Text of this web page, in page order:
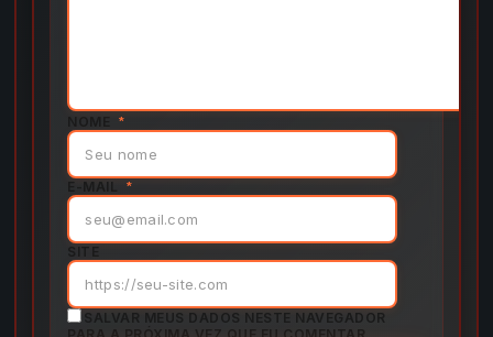
NOME *
E-MAIL *
SITE
SALVAR MEUS DADOS NESTE NAVEGADOR